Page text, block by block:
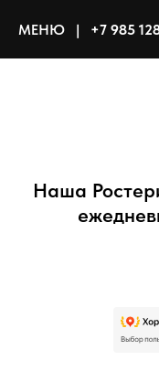
МЕНЮ⠀| +7 985
Наша